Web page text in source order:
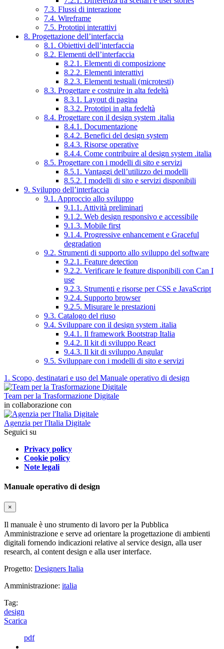
7.3. Flussi di interazione
7.4. Wireframe
7.5. Prototipi interattivi
8. Progettazione dell’interfaccia
8.1. Obiettivi dell’interfaccia
8.2. Elementi dell’interfaccia
8.2.1. Elementi di composizione
8.2.2. Elementi interattivi
8.2.3. Elementi testuali (microtesti)
8.3. Progettare e costruire in alta fedeltà
8.3.1. Layout di pagina
8.3.2. Prototipi in alta fedeltà
8.4. Progettare con il design system .italia
8.4.1. Documentazione
8.4.2. Benefici del design system
8.4.3. Risorse operative
8.4.4. Come contribuire al design system .italia
8.5. Progettare con i modelli di sito e servizi
8.5.1. Vantaggi dell’utilizzo dei modelli
8.5.2. I modelli di sito e servizi disponibili
9. Sviluppo dell’interfaccia
9.1. Approccio allo sviluppo
9.1.1. Attività preliminari
9.1.2. Web design responsivo e accessibile
9.1.3. Mobile first
9.1.4. Progressive enhancement e Graceful
degradation
9.2. Strumenti di supporto allo sviluppo del software
9.2.1. Feature detection
9.2.2. Verificare le feature disponibili con Can I
use
9.2.3. Strumenti e risorse per CSS e JavaScript
9.2.4. Supporto browser
9.2.5. Misurare le prestazioni
9.3. Catalogo del riuso
9.4. Sviluppare con il design system .italia
9.4.1. Il framework Bootstrap Italia
9.4.2. Il kit di sviluppo React
9.4.3. Il kit di sviluppo Angular
9.5. Sviluppare con i modelli di sito e servizi
1. Scopo, destinatari e uso del Manuale operativo di design
Team per la Trasformazione Digitale
in collaborazione con
Agenzia per l'Italia Digitale
Seguici su
Privacy policy
Cookie policy
Note legali
Manuale operativo di design
×
Il manuale è uno strumento di lavoro per la Pubblica
Amministrazione e serve ad orientare la progettazione di ambienti
digitali fornendo indicazioni relative al service design, alla user
research, al content design e alla user interface.
Progetto: Designers Italia
Amministrazione: italia
Tag:
design
Scarica
pdf